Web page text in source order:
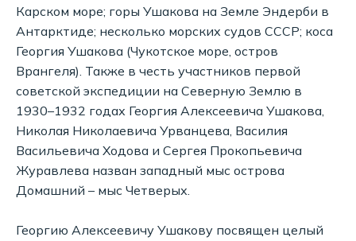
Карском море; горы Ушакова на Земле Эндерби в
Антарктиде; несколько морских судов СССР; коса
Георгия Ушакова (Чукотское море, остров
Врангеля). Также в честь участников первой
советской экспедиции на Северную Землю в
1930–1932 годах Георгия Алексеевича Ушакова,
Николая Николаевича Урванцева, Василия
Васильевича Ходова и Сергея Прокопьевича
Журавлева назван западный мыс острова
Домашний – мыс Четверых.
Георгию Алексеевичу Ушакову посвящен целый